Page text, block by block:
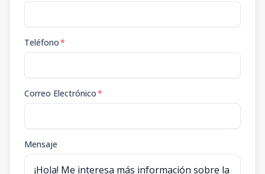
Teléfono*
Correo Electrónico*
Mensaje